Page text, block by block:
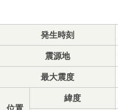
発生時刻
震源地
最大震度
位置
緯度